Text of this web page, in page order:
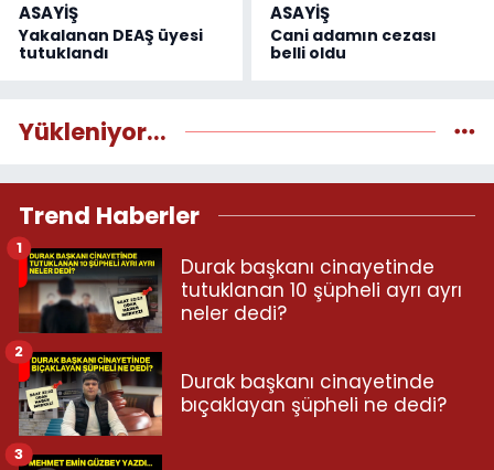
ASAYİŞ
Yakalanan DEAŞ üyesi
tutuklandı
ASAYİŞ
Cani adamın cezası
belli oldu
Yükleniyor...
Trend Haberler
Durak başkanı cinayetinde
tutuklanan 10 şüpheli ayrı ayrı
neler dedi?
1
Durak başkanı cinayetinde
bıçaklayan şüpheli ne dedi?
2
3